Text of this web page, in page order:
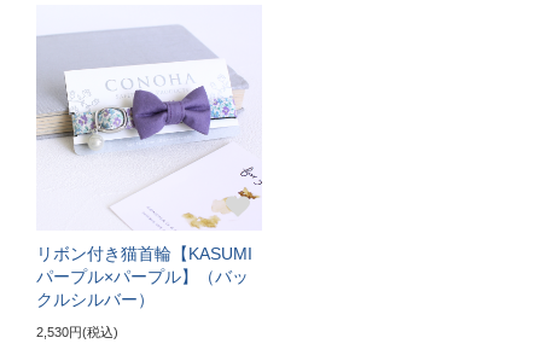
ぴったり測った首まわり（25cm～）
首輪サイズ（+10cm特注）
サイズの目安（7kg超えの大型の成猫）
リボン付き猫首輪【KASUMI
パープル×パープル】（バッ
クルシルバー）
2,530円(税込)